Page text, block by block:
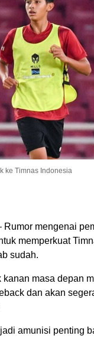
ke Timnas Indonesia
Rumor mengenai
memperkuat
sudah.
kanan masa depan
dan akan
amunisi penting